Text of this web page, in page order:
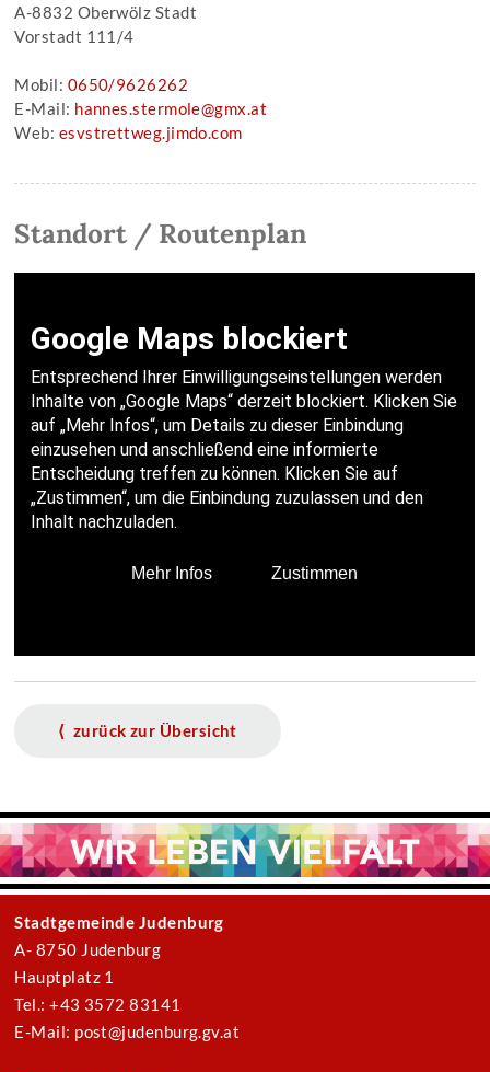
A-8832 Oberwölz Stadt
Vorstadt 111/4
Mobil: 0650/9626262
E-Mail: hannes.stermole@gmx.at
Web: esvstrettweg.jimdo.com
Standort / Routenplan
⟨ zurück zur Übersicht
Stadtgemeinde Judenburg
A- 8750 Judenburg
Hauptplatz 1
Tel.: +43 3572 83141
E-Mail: post@judenburg.gv.at